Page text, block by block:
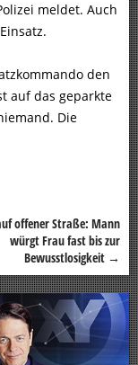
meldet. Auch
den
auf das geparkte
Die
offener Straße: Mann
würgt Frau fast bis zur
Bewusstlosigkeit →